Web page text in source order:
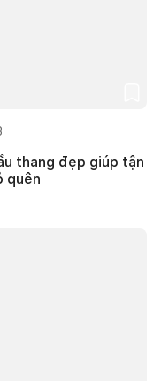
thang đẹp giúp tận
quên